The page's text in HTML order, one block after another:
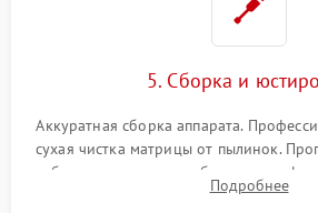
5. Сборка и
Аккуратная сборка аппарата.
сухая чистка матрицы от пылинок.
рабочего отрезка, калибровка
экспозамера с помощью
Подробнее